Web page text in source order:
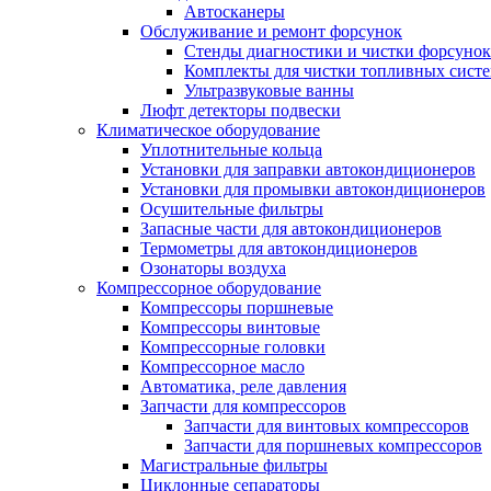
Автосканеры
Обслуживание и ремонт форсунок
Стенды диагностики и чистки форсунок
Комплекты для чистки топливных
Ультразвуковые ванны
Люфт детекторы подвески
Климатическое оборудование
Уплотнительные кольца
Установки для заправки автокондиционеров
Установки для промывки автокондиционеров
Осушительные фильтры
Запасные части для автокондиционеров
Термометры для автокондиционеров
Озонаторы воздуха
Компрессорное оборудование
Компрессоры поршневые
Компрессоры винтовые
Компрессорные головки
Компрессорное масло
Автоматика, реле давления
Запчасти для компрессоров
Запчасти для винтовых компрессоров
Запчасти для поршневых компрессоров
Магистральные фильтры
Циклонные сепараторы